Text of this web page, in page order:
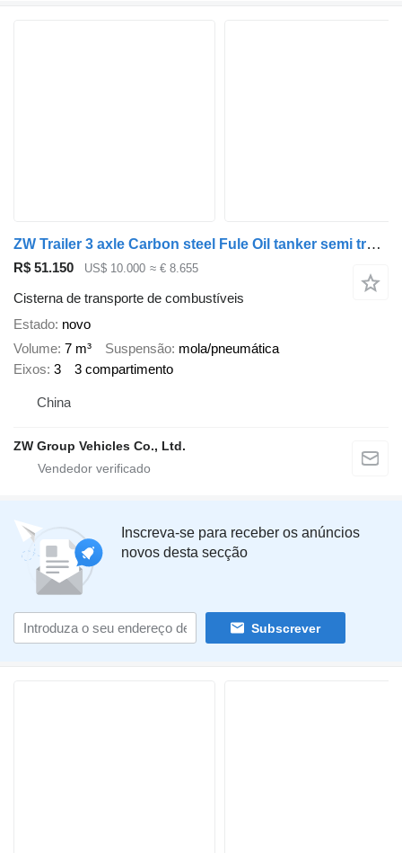
ZW Trailer 3 axle Carbon steel Fule Oil tanker semi trailer for
R$ 51.150 US$ 10.000 ≈ € 8.655
Cisterna de transporte de combustíveis
Estado novo
Volume 7 m³ Suspensão mola/pneumática
Eixos 3 3 compartimento
China
ZW Group Vehicles Co., Ltd.
Inscreva-se para receber os anúncios
novos desta secção
Subscrever